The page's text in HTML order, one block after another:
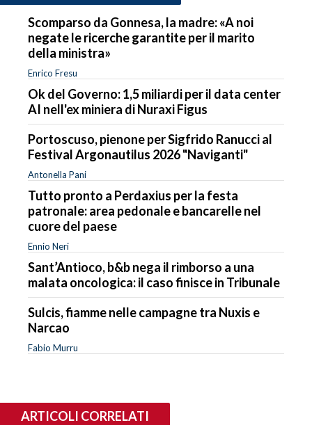
Scomparso da Gonnesa, la madre: «A noi
negate le ricerche garantite per il marito
della ministra»
Enrico Fresu
Ok del Governo: 1,5 miliardi per il data center
AI nell'ex miniera di Nuraxi Figus
Portoscuso, pienone per Sigfrido Ranucci al
Festival Argonautilus 2026 "Naviganti"
Antonella Pani
Tutto pronto a Perdaxius per la festa
patronale: area pedonale e bancarelle nel
cuore del paese
Ennio Neri
Sant’Antioco, b&b nega il rimborso a una
malata oncologica: il caso finisce in Tribunale
Sulcis, fiamme nelle campagne tra Nuxis e
Narcao
Fabio Murru
ARTICOLI CORRELATI